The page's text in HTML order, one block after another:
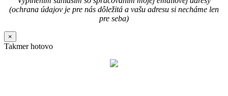
(ochrana údajov je pre nás dôležitá a vašu adresu si necháme len
pre seba)
×
Takmer hotovo